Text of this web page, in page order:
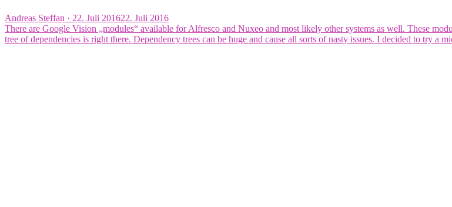
Andreas Steffan · Veröffentlicht
am
22. Juli 201622. Juli 2016
There are Google Vision „modules“ available for Alfresco and Nuxeo and most likely other systems as well. These
tree of dependencies is right there. Dependency trees can be huge and cause all sorts of nasty issues. I decided to try a